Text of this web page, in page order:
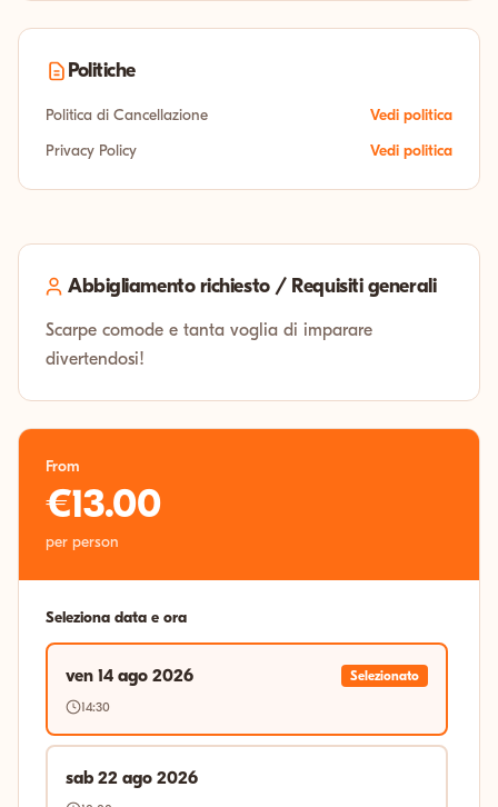
Politiche
Politica di Cancellazione
Vedi politica
Privacy Policy
Vedi politica
Abbigliamento richiesto / Requisiti generali
Scarpe comode e tanta voglia di imparare
divertendosi!
From
€13.00
per person
Seleziona data e ora
ven 14 ago 2026
Selezionato
14:30
sab 22 ago 2026